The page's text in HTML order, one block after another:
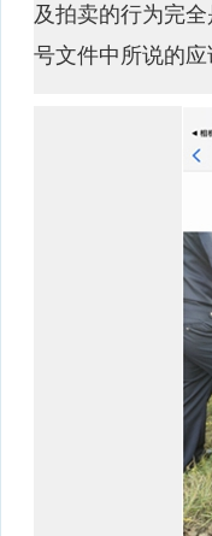
及拍卖的行为完
号文件中所说的应